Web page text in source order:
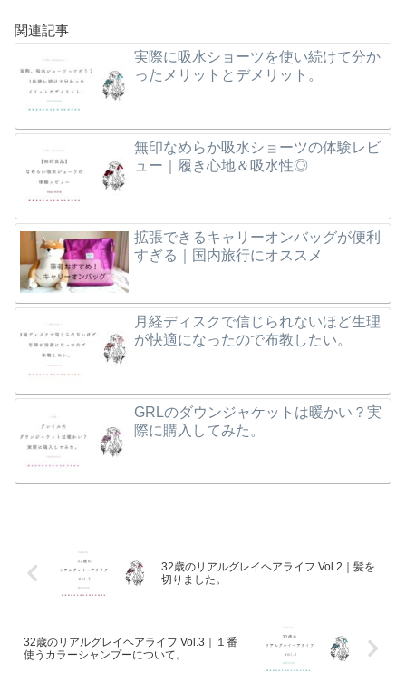
関連記事
実際に吸水ショーツを使い続けて分か
ったメリットとデメリット。
無印なめらか吸水ショーツの体験レビ
ュー｜履き心地＆吸水性◎
拡張できるキャリーオンバッグが便利
すぎる｜国内旅行にオススメ
月経ディスクで信じられないほど生理
が快適になったので布教したい。
GRLのダウンジャケットは暖かい？実
際に購入してみた。
32歳のリアルグレイヘアライフ Vol.2｜髪を
切りました。
32歳のリアルグレイヘアライフ Vol.3｜１番
使うカラーシャンプーについて。